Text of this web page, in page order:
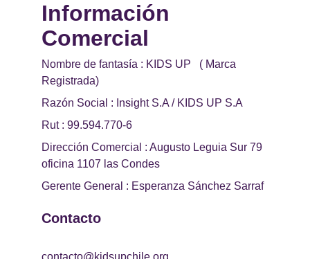
Contacto
contacto@kidsupchile.org
Información
Comercial
Nombre de fantasía : KIDS UP   ( Marca
Registrada)
Razón Social : Insight S.A / KIDS UP S.A
Rut : 99.594.770-6
Dirección Comercial : Augusto Leguia Sur 79
oficina 1107 las Condes
Gerente General : Esperanza Sánchez Sarraf